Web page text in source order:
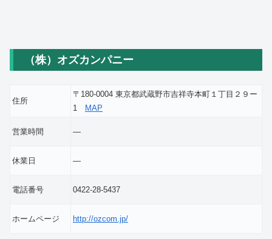
（株）オズカンパニー
住所
〒180-0004 東京都武蔵野市吉祥寺本町１丁目２９ー
1
MAP
営業時間 ―
休業日 ―
電話番号 0422-28-5437
ホームページ http://ozcom.jp/